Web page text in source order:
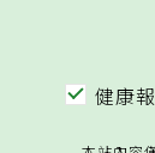
健康